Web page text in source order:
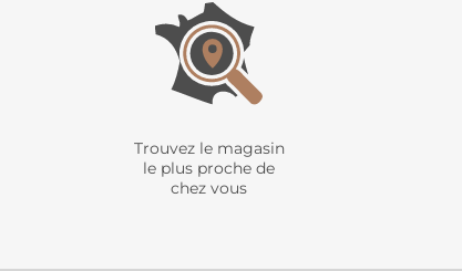
Trouvez le magasin
le plus proche de
chez vous